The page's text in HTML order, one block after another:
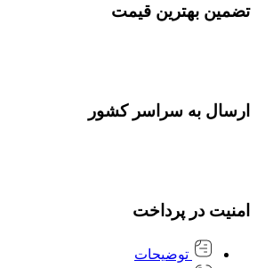
تضمین بهترین قیمت
ارسال به سراسر کشور
امنیت در پرداخت
توضیحات